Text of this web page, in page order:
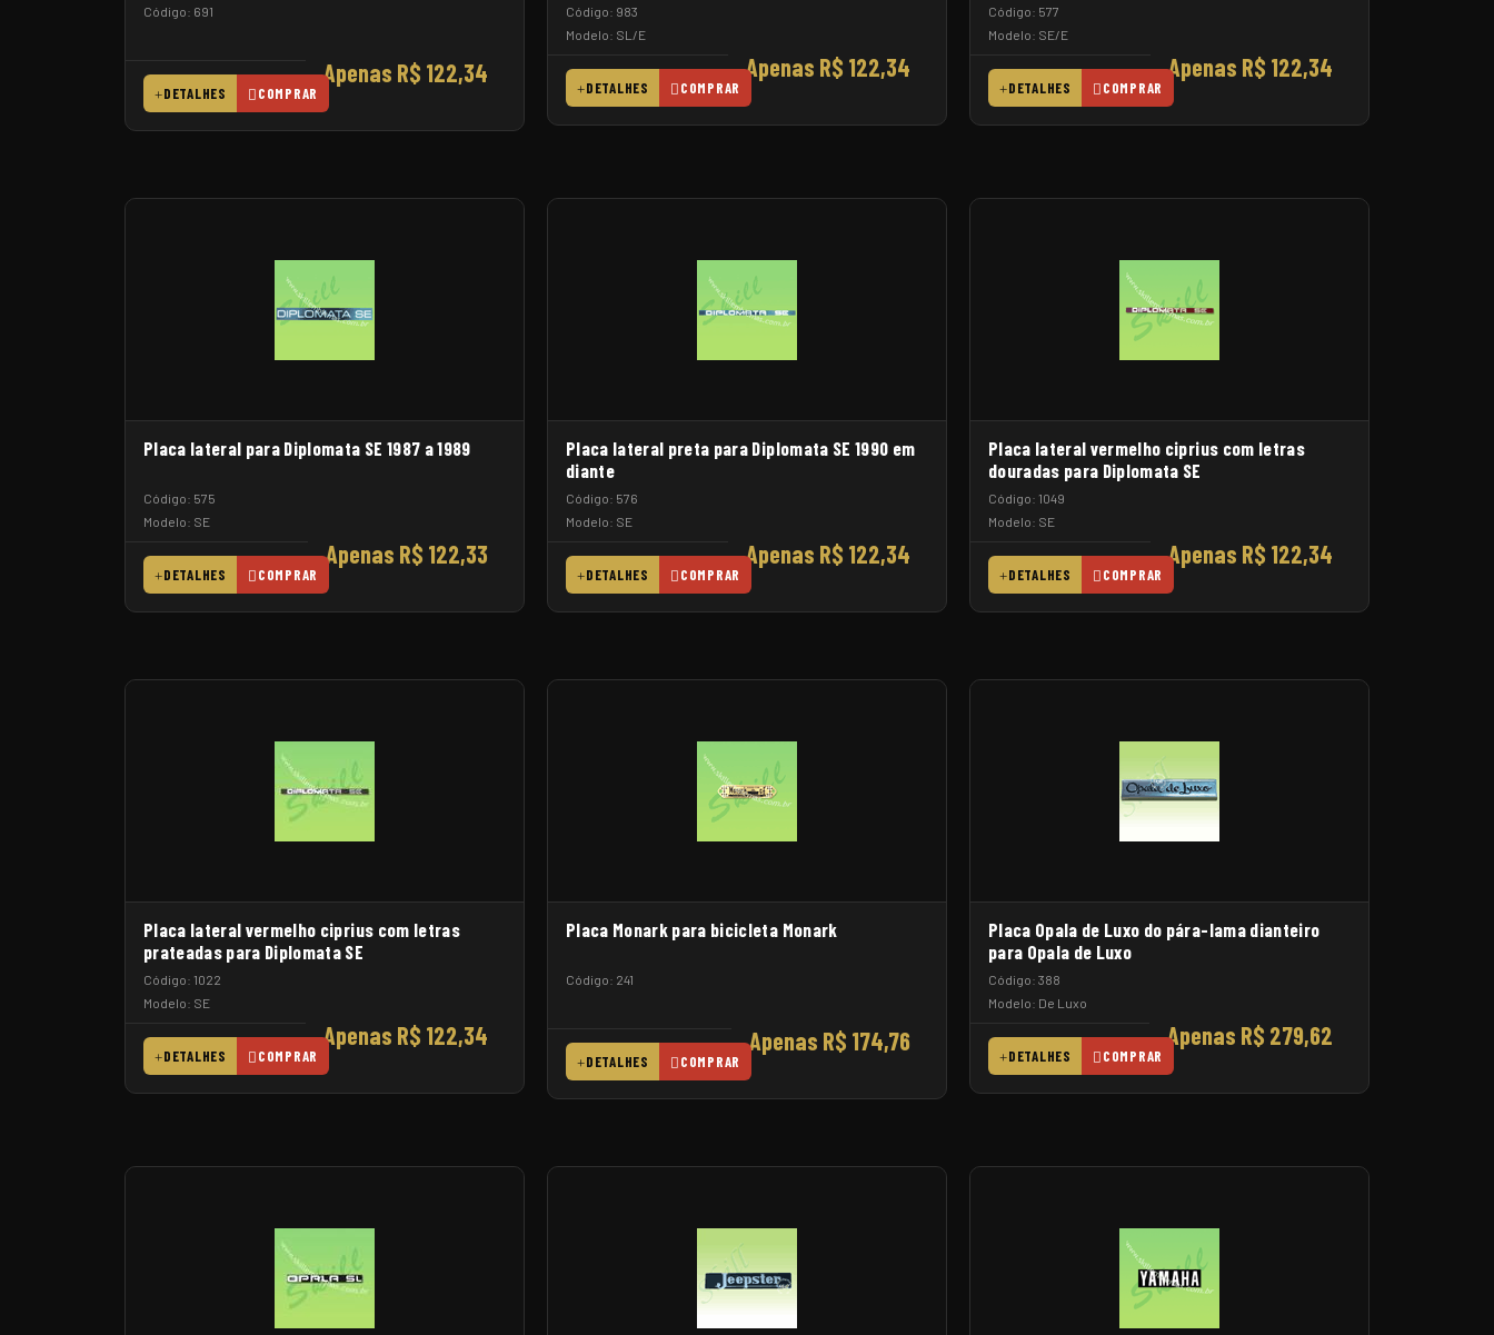
Código: 691
Apenas R$ 122,34
DETALHES COMPRAR
Código: 983
Modelo: SL/E
Apenas R$ 122,34
DETALHES COMPRAR
Código: 577
Modelo: SE/E
Apenas R$ 122,34
DETALHES COMPRAR
Placa lateral para Diplomata SE 1987 a 1989
Código: 575
Modelo: SE
Apenas R$ 122,33
DETALHES COMPRAR
Placa lateral preta para Diplomata SE 1990 em
diante
Código: 576
Modelo: SE
Apenas R$ 122,34
DETALHES COMPRAR
Placa lateral vermelho ciprius com letras
douradas para Diplomata SE
Código: 1049
Modelo: SE
Apenas R$ 122,34
DETALHES COMPRAR
Placa lateral vermelho ciprius com letras
prateadas para Diplomata SE
Código: 1022
Modelo: SE
Apenas R$ 122,34
DETALHES COMPRAR
Placa Monark para bicicleta Monark
Código: 241
Apenas R$ 174,76
DETALHES COMPRAR
Placa Opala de Luxo do pára-lama dianteiro
para Opala de Luxo
Código: 388
Modelo: De Luxo
Apenas R$ 279,62
DETALHES COMPRAR